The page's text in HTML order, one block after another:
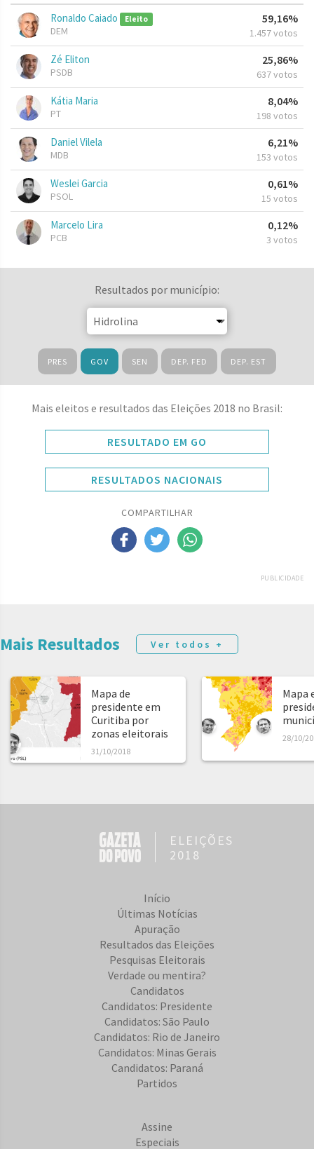
Ronaldo Caiado Eleito
DEM
59,16%
1.457 votos
Zé Eliton
PSDB
25,86%
637 votos
Kátia Maria
PT
8,04%
198 votos
Daniel Vilela
MDB
6,21%
153 votos
Weslei Garcia
PSOL
0,61%
15 votos
Marcelo Lira
PCB
0,12%
3 votos
Resultados por município:
PRES GOV SEN DEP. FED DEP. EST
Mais eleitos e resultados das Eleições 2018 no Brasil:
RESULTADO EM GO
RESULTADOS NACIONAIS
COMPARTILHAR
PUBLICIDADE
Mais Resultados Ver todos +
Mapa de
presidente em
Curitiba por
zonas eleitorais
31/10/2018
Mapa
28/10/
ELEIÇÕES
2018
Início
Últimas Notícias
Apuração
Resultados das Eleições
Pesquisas Eleitorais
Verdade ou mentira?
Candidatos
Candidatos: Presidente
Candidatos: São Paulo
Candidatos: Rio de Janeiro
Candidatos: Minas Gerais
Candidatos: Paraná
Partidos
Assine
Especiais